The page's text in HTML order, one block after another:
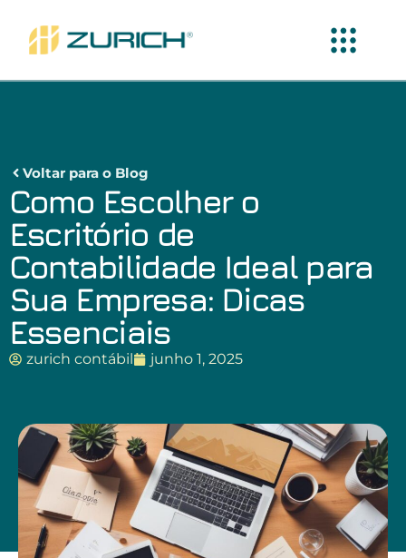
Voltar para o Blog
Como Escolher o
Escritório de
Contabilidade Ideal para
Sua Empresa: Dicas
Essenciais
zurich contábil junho 1, 2025